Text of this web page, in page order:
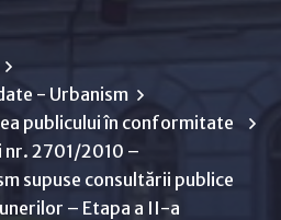
- Urbanism
publicului în conformitate
nr. 2701/2010 –
supuse consultării publice
– Etapa a II-a